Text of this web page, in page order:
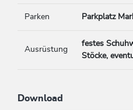
Parken Parkplatz
Ausrüstung
festes
Stöcke,
Download